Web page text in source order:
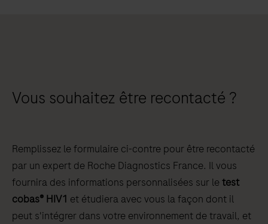
Vous souhaitez être recontacté ?
Remplissez le formulaire ci-contre pour être recontacté
par un expert de Roche Diagnostics France. Il vous
fournira des informations personnalisées sur letest
cobas® HIV1 et étudiera avec vous la façon dont il
peut s'intégrer dans votre environnement de travail, et